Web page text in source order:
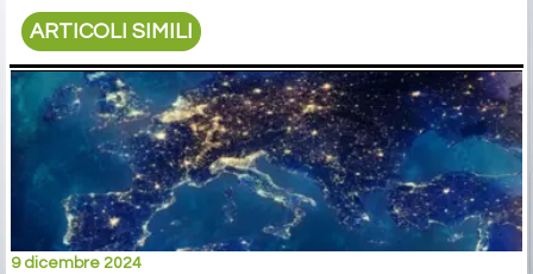
ARTICOLI SIMILI
9 dicembre 2024